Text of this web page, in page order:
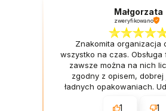
Małgorzata
zweryfikowano
Znakomita organizacja
wszystko na czas.
zawsze można na nich
zgodny z opisem,
ładnych opakowaniach.
1 1